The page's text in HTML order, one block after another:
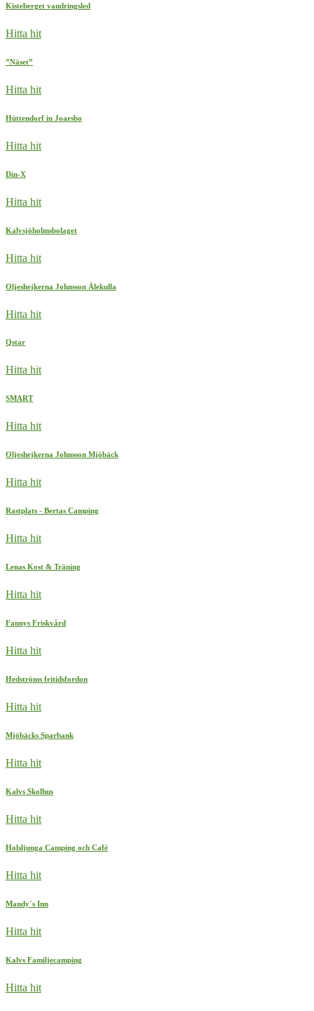
Kisteberget vandringsled
Hitta hit
”Näset”
Hitta hit
Hüttendorf in Joarsbo
Hitta hit
Din-X
Hitta hit
Kalvsjöholmsbolaget
Hitta hit
Oljeshejkerna Johnsson Älekulla
Hitta hit
Qstar
Hitta hit
SMART
Hitta hit
Oljeshejkerna Johnsson Mjöbäck
Hitta hit
Rastplats - Bertas Camping
Hitta hit
Lenas Kost & Träning
Hitta hit
Fannys Friskvård
Hitta hit
Hedströms fritidsfordon
Hitta hit
Mjöbäcks Sparbank
Hitta hit
Kalvs Skolhus
Hitta hit
Holsljunga Camping och Café
Hitta hit
Mandy´s Inn
Hitta hit
Kalvs Familjecamping
Hitta hit